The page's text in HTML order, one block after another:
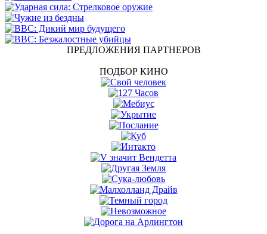
ПРЕДЛОЖЕНИЯ ПАРТНЕРОВ
ПОДБОР КИНО